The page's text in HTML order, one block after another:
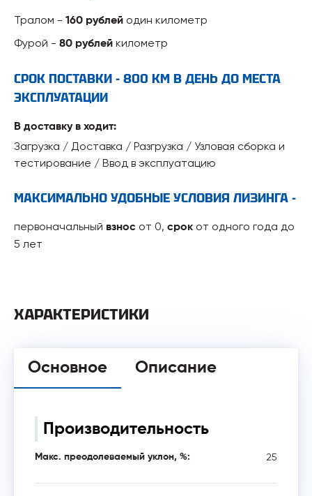
Тралом - 160 рублей один километр
Фурой - 80 рублей километр
СРОК ПОСТАВКИ - 800 КМ В ДЕНЬ ДО МЕСТА
ЭКСПЛУАТАЦИИ
В доставку в ходит:
Загрузка / Доставка / Разгрузка / Узловая сборка и
тестирование / Ввод в эксплуатацию
МАКСИМАЛЬНО УДОБНЫЕ УСЛОВИЯ ЛИЗИНГА -
первоначальный взнос от 0, срок от одного года до
5 лет
ХАРАКТЕРИСТИКИ
Основное Описание
Производительность
Макс. преодолеваемый уклон, %: 25